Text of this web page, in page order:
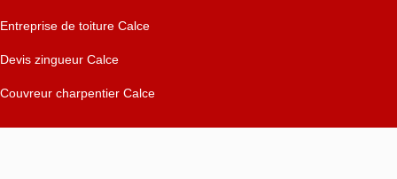
Entreprise de toiture Calce
Devis zingueur Calce
Couvreur charpentier Calce